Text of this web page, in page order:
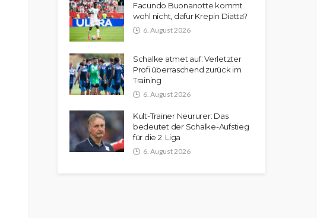
Facundo Buonanotte kommt
wohl nicht, dafür Krepin Diatta?
6. August 2026
Schalke atmet auf: Verletzter
Profi überraschend zurück im
Training
6. August 2026
Kult-Trainer Neururer: Das
bedeutet der Schalke-Aufstieg
für die 2. Liga
6. August 2026